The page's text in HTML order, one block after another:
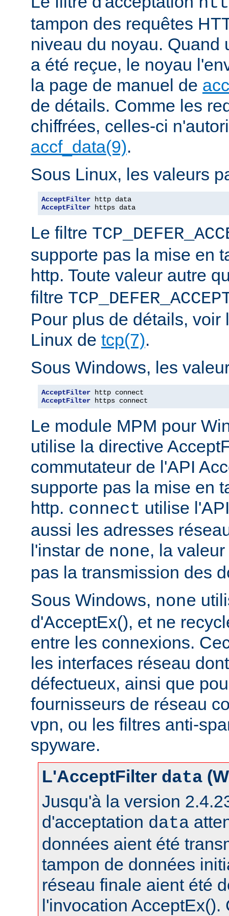
tampon des requêtes
niveau du noyau. Quand
a été reçue, le noyau
la page de manuel de
de détails. Comme les
chiffrées, celles-ci
accf_data(9).
Sous Linux, les valeurs
AcceptFilter
AcceptFilter https data
Le filtre
supporte pas la mise en
http. Toute valeur autre
filtre
Pour plus de détails, voir
Linux de tcp(7).
Sous Windows, les
AcceptFilter
AcceptFilter https connect
Le module MPM pour
utilise la directive
commutateur de l'API
supporte pas la mise en
http. connect utilise
aussi les adresses
l'instar de none, la valeur
pas la transmission des
Sous Windows, none
d'AcceptEx(), et ne
entre les connexions.
les interfaces réseau
défectueux, ainsi que
fournisseurs de réseau
vpn, ou les filtres anti-
spyware.
L'AcceptFilter data
Jusqu'à la version
d'acceptation data
données aient été
tampon de données
réseau finale aient été
l'invocation AcceptEx().